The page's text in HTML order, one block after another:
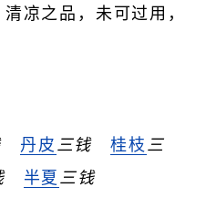
凉之品，未可过用，
丹皮 三钱 桂枝 三
半夏 三钱